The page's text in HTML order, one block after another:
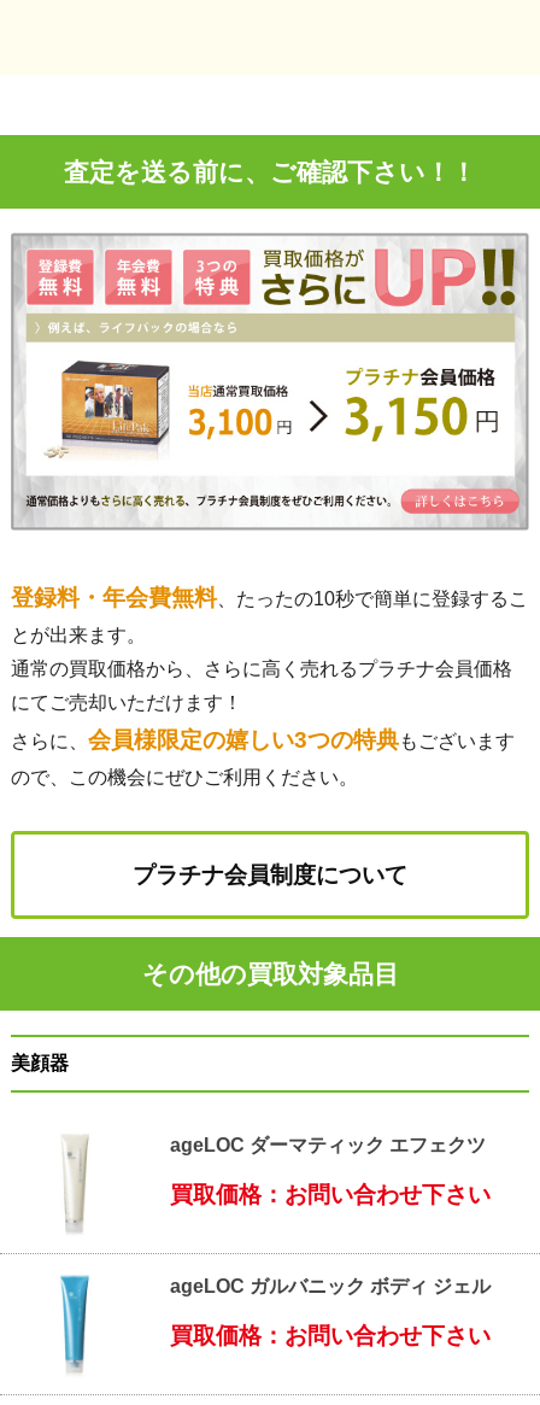
査定を送る前に、ご確認下さい！！
登録料・年会費無料、たったの10秒で簡単に登録するこ
とが出来ます。
通常の買取価格から、さらに高く売れるプラチナ会員価格
にてご売却いただけます！
さらに、 会員様限定の嬉しい3つの特典もございます
ので、この機会にぜひご利用ください。
プラチナ会員制度について
その他の買取対象品目
美顔器
ageLOC ダーマティック エフェクツ
買取価格：お問い合わせ下さい
ageLOC ガルバニック ボディ ジェル
買取価格：お問い合わせ下さい